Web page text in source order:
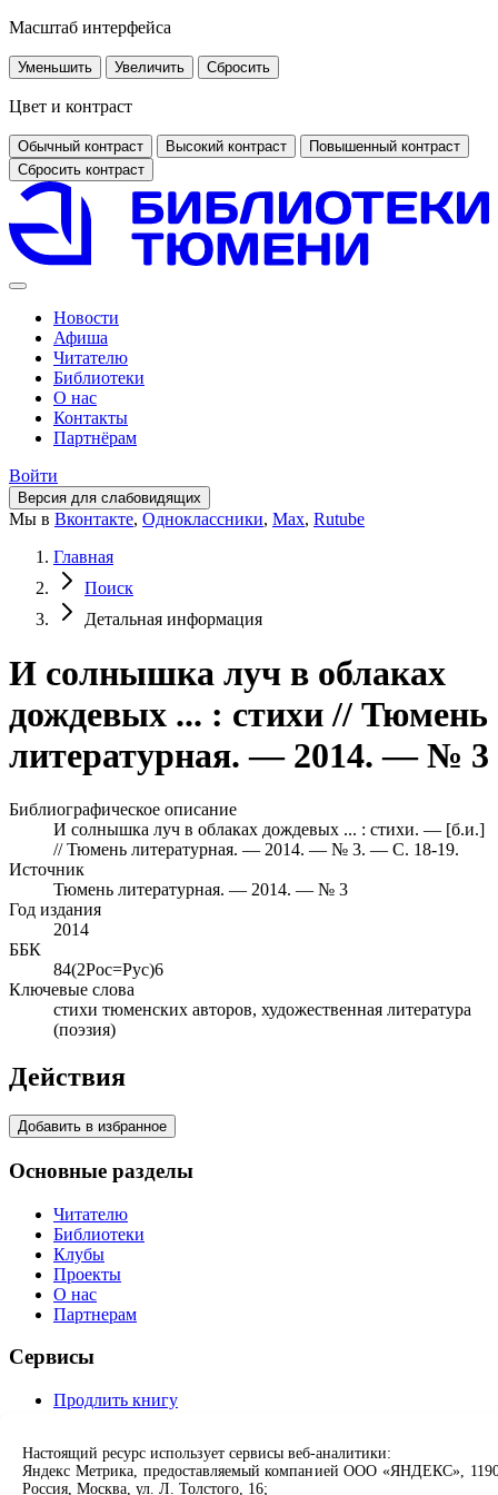
Масштаб интерфейса
Уменьшить Увеличить Сбросить
Цвет и контраст
Обычный контраст Высокий контраст
Повышенный контраст
Сбросить контраст
Новости
Афиша
Читателю
Библиотеки
О нас
Контакты
Партнёрам
Войти
Версия для слабовидящих
Мы в Вконтакте, Одноклассники, Max, Rutube
Главная
Поиск
Детальная информация
И солнышка луч в облаках
дождевых ... : стихи // Тюмень
литературная. — 2014. — № 3
Библиографическое описание
И солнышка луч в облаках дождевых ... : стихи. — [б.и.]
// Тюмень литературная. — 2014. — № 3. — С. 18-19.
Источник
Тюмень литературная. — 2014. — № 3
Год издания
2014
ББК
84(2Рос=Рус)6
Ключевые слова
стихи тюменских авторов, художественная литература
(поэзия)
Действия
Добавить в избранное
Основные разделы
Читателю
Библиотеки
Клубы
Проекты
О нас
Партнерам
Сервисы
Продлить книгу
Оцените качество услуг
Направить обращение директору
Настоящий ресурс использует сервисы веб-аналитики:
Яндекс Метрика, предоставляемый компанией ООО «ЯНДЕКС»,
Россия, Москва, ул. Л. Толстого, 16;